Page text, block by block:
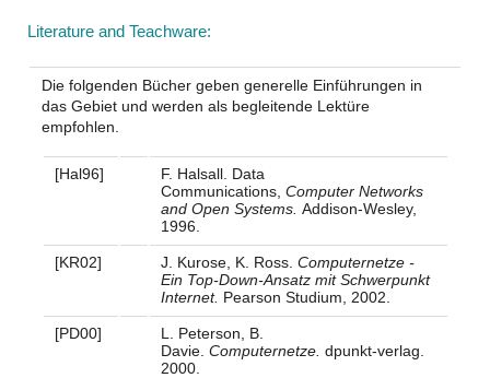
Literature and Teachware:
Die folgenden Bücher geben generelle Einführungen in
das Gebiet und werden als begleitende Lektüre
empfohlen.
[Hal96]
F. Halsall. Data
Communications, Computer Networks
and Open Systems. Addison-Wesley,
1996.
[KR02] J. Kurose, K. Ross. Computernetze -
Ein Top-Down-Ansatz mit Schwerpunkt
Internet. Pearson Studium, 2002.
[PD00]
L. Peterson, B.
Davie. Computernetze. dpunkt-verlag.
2000.